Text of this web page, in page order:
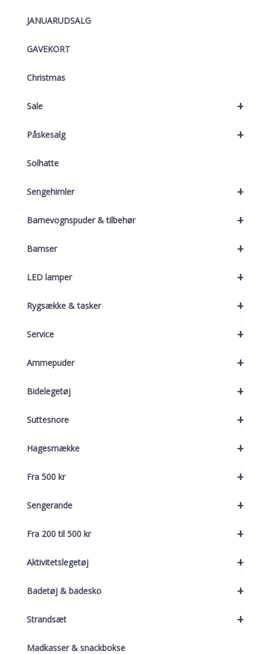
JANUARUDSALG
GAVEKORT
Christmas
+
Sale
+
Påskesalg
Solhatte
+
Sengehimler
+
Barnevognspuder & tilbehør
+
Bamser
+
LED lamper
+
Rygsække & tasker
+
Service
+
Ammepuder
+
Bidelegetøj
+
Suttesnore
+
Hagesmække
+
Fra 500 kr
+
Sengerande
+
Fra 200 til 500 kr
+
Aktivitetslegetøj
+
Badetøj & badesko
+
Strandsæt
Madkasser & snackbokse